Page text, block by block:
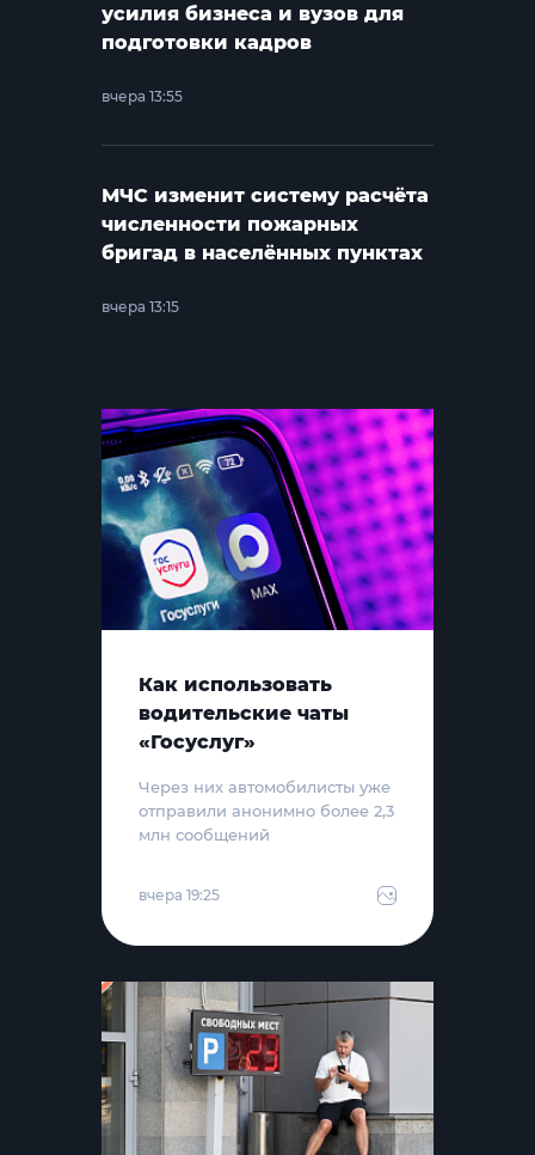
усилия бизнеса и вузов для
подготовки кадров
вчера 13:55
МЧС изменит систему расчёта
численности пожарных
бригад в населённых пунктах
вчера 13:15
Как использовать
водительские чаты
«Госуслуг»
Через них автомобилисты уже
отправили анонимно более 2,3
млн сообщений
вчера 19:25